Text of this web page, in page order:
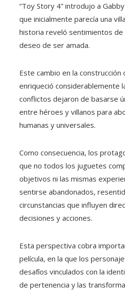
“Toy Story 4” introdujo a
que inicialmente parecía una
historia reveló sentimientos de
deseo de ser amada.
Este cambio en la
enriqueció considerablemente
conflictos dejaron de basarse
entre héroes y villanos para
humanas y universales.
Como consecuencia, los
que no todos los juguetes
objetivos ni las mismas
sentirse abandonados,
circunstancias que influyen
decisiones y acciones.
Esta perspectiva cobra
película, en la que los
desafíos vinculados con la
de pertenencia y las